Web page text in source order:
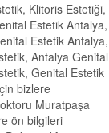
Klitoris Estetiği,
Estetik Antalya,
Estetik Antalya,
Antalya Genital
Genital Estetik
bizlere
Muratpaşa
ön bilgileri